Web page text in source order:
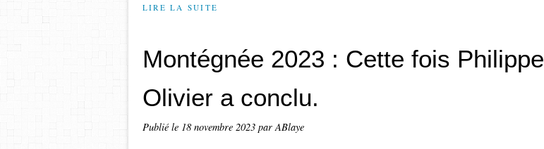
LIRE LA SUITE
Montégnée 2023 : Cette fois Philippe
Olivier a conclu.
Publié le 18 novembre 2023 par ABlaye